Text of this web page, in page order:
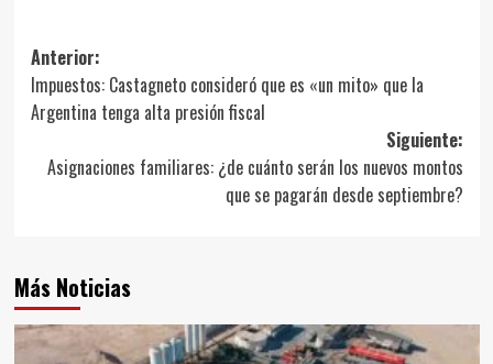
Navegación
de
entradas
Anterior:
Impuestos: Castagneto consideró que es «un mito» que la
Argentina tenga alta presión fiscal
Siguiente:
Asignaciones familiares: ¿de cuánto serán los nuevos montos
que se pagarán desde septiembre?
Más Noticias